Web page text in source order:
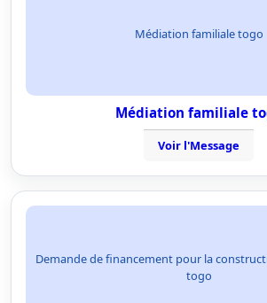
Médiation familiale togo
Médiation familiale
Voir l'Message
Demande de financement pour la
togo